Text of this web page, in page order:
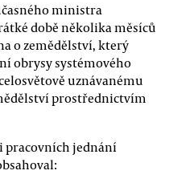
ministra
době několika měsíců
o zemědělství, který
obrysy systémového
uznávanému
prostřednictvím
pracovních jednání